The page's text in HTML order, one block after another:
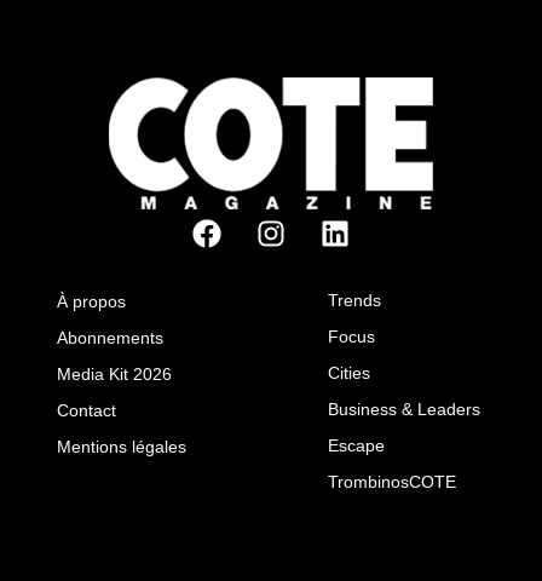
À propos
Abonnements
Media Kit 2026
Contact
Mentions légales
Trends
Focus
Cities
Business & Leaders
Escape
TrombinosCOTE